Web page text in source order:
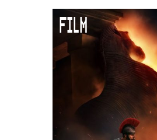
FILM